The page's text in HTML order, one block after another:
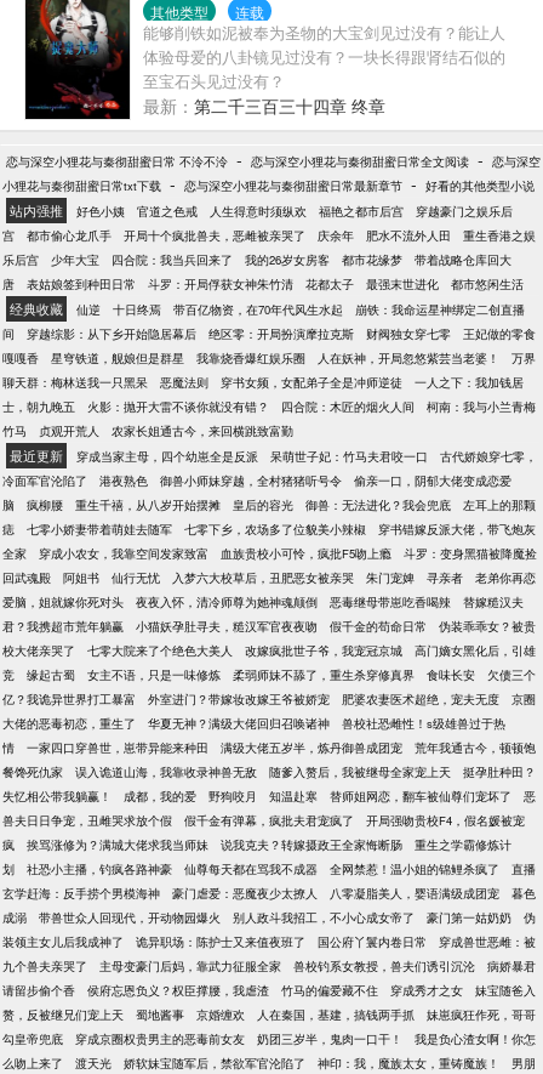
其他类型 连载
能够削铁如泥被奉为圣物的大宝剑见过没有？能让人
体验母爱的八卦镜见过没有？一块长得跟肾结石似的
至宝石头见过没有？
最新： 第二千三百三十四章 终章
恋与深空小狸花与秦彻甜蜜日常 不泠不泠 - 恋与深空小狸花与秦彻甜蜜日常全文阅读 - 恋与深空
小狸花与秦彻甜蜜日常txt下载 - 恋与深空小狸花与秦彻甜蜜日常最新章节 - 好看的其他类型小说
站内强推 好色小姨 官道之色戒 人生得意时须纵欢 福艳之都市后宫
穿越豪门之娱乐后
宫
都市偷心龙爪手 开局十个疯批兽夫，恶雌被亲哭了 庆余年 肥水不流外人田
重生香港之娱
乐后宫
少年大宝 四合院：我当兵回来了 我的26岁女房客 都市花缘梦
带着战略仓库回大
唐
表姑娘签到种田日常 斗罗：开局俘获女神朱竹清 花都太子 最强末世进化 都市悠闲生活
经典收藏 仙逆 十日终焉 带百亿物资，在70年代风生水起
崩铁：我命运星神绑定二创直播
间
穿越综影：从下乡开始隐居幕后 绝区零：开局扮演摩拉克斯 财阀独女穿七零
王妃做的零食
嘎嘎香
星穹铁道，舰娘但是群星 我靠烧香爆红娱乐圈 人在妖神，开局忽悠紫芸当老婆！
万界
聊天群：梅林送我一只黑呆
恶魔法则 穿书女频，女配弟子全是冲师逆徒
一人之下：我加钱居
士，朝九晚五
火影：抛开大雷不谈你就没有错？ 四合院：木匠的烟火人间
柯南：我与小兰青梅
竹马
贞观开荒人 农家长姐通古今，来回横跳致富勤
最近更新 穿成当家主母，四个幼崽全是反派 呆萌世子妃：竹马夫君咬一口
古代娇娘穿七零，
冷面军官沦陷了
港夜熟色 御兽小师妹穿越，全村猪猪听号令
偷亲一口，阴郁大佬变成恋爱
脑
疯柳腰 重生千禧，从八岁开始摆摊 皇后的容光 御兽：无法进化？我会兜底
左耳上的那颗
痣
七零小娇妻带着萌娃去随军 七零下乡，农场多了位貌美小辣椒
穿书错嫁反派大佬，带飞炮灰
全家
穿成小农女，我靠空间发家致富 血族贵校小可怜，疯批F5吻上瘾
斗罗：变身黑猫被降魔捡
回武魂殿
阿姐书 仙行无忧 入梦六大校草后，丑肥恶女被亲哭 朱门宠婢 寻亲者
老弟你再恋
爱脑，姐就嫁你死对头
夜夜入怀，清冷师尊为她神魂颠倒 恶毒继母带崽吃香喝辣
替嫁糙汉夫
君？我携超市荒年躺赢
小猫妖孕肚寻夫，糙汉军官夜夜吻 假千金的苟命日常
伪装乖乖女？被贵
校大佬亲哭了
七零大院来了个绝色大美人 改嫁疯批世子爷，我宠冠京城
高门嫡女黑化后，引雄
竞
缘起古蜀 女主不语，只是一味修炼 柔弱师妹不舔了，重生杀穿修真界 食味长安
欠债三个
亿？我诡异世界打工暴富
外室进门？带嫁妆改嫁王爷被娇宠 肥婆农妻医术超绝，宠夫无度
京圈
大佬的恶毒初恋，重生了
华夏无神？满级大佬回归召唤诸神
兽校社恐雌性！s级雄兽过于热
情
一家四口穿兽世，崽带异能来种田 满级大佬五岁半，炼丹御兽成团宠
荒年我通古今，顿顿饱
餐馋死仇家
误入诡道山海，我靠收录神兽无敌 随爹入赘后，我被继母全家宠上天
挺孕肚种田？
失忆相公带我躺赢！
成都，我的爱 野狗咬月 知温赴寒 替师姐网恋，翻车被仙尊们宠坏了
恶
兽夫日日争宠，丑雌哭求放个假
假千金有弹幕，疯批夫君宠疯了
开局强吻贵校F4，假名媛被宠
疯
挨骂涨修为？满城大佬求我当师妹 说我克夫？转嫁摄政王全家悔断肠
重生之学霸修炼计
划
社恐小主播，钓疯各路神豪 仙尊每天都在骂我不成器 全网禁惹！温小姐的锦鲤杀疯了
直播
玄学赶海：反手捞个男模海神
豪门虐爱：恶魔夜少太撩人 八零凝脂美人，婴语满级成团宠
暮色
成溺
带兽世众人回现代，开动物园爆火 别人政斗我招工，不小心成女帝了 豪门第一姑奶奶
伪
装领主女儿后我成神了
诡异职场：陈护士又来值夜班了 国公府丫鬟内卷日常
穿成兽世恶雌：被
九个兽夫亲哭了
主母变豪门后妈，靠武力征服全家 兽校钓系女教授，兽夫们诱引沉沦
病娇暴君
请留步偷个香
侯府忘恩负义？权臣撑腰，我虐渣 竹马的偏爱藏不住 穿成秀才之女
妹宝随爸入
赘，反被继兄们宠上天
蜀地酱事 京婚缠欢 人在秦国，基建，搞钱两手抓
妹崽疯狂作死，哥哥
勾皇帝兜底
穿成京圈权贵男主的恶毒前女友 奶团三岁半，鬼肉一口干！
我是负心渣女啊！你怎
么吻上来了
渡天光 娇软妹宝随军后，禁欲军官沦陷了 神印：我，魔族太女，重铸魔族！ 男朋